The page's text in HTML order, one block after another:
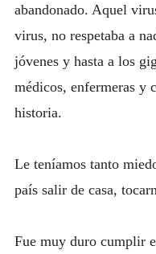
abandonado. Aquel
virus, no respetaba a
jóvenes y hasta a los
médicos, enfermeras y
historia.
Le teníamos tanto
país salir de casa,
Fue muy duro cumplir